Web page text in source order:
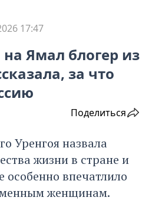
17:47
Ямал блогер из
за что
Поделиться
Уренгоя назвала
жизни в стране и
особенно впечатлило
женщинам.